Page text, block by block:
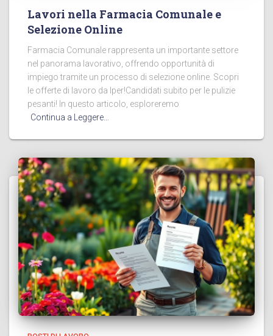
Lavori nella Farmacia Comunale e
Selezione Online
Farmacia Comunale rappresenta un importante settore
nel panorama lavorativo, offrendo opportunità di
impiego tramite un processo di selezione online. Scopri
le offerte di lavoro da Iper!Candidati subito per le pulizie
pesanti! In questo articolo, esploreremo
Continua a Leggere…